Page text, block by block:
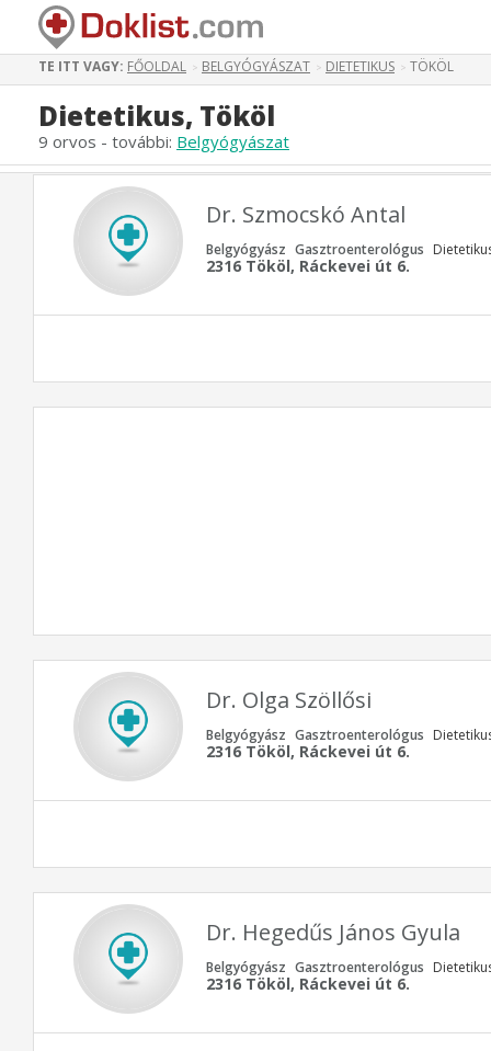
TE ITT VAGY: FŐOLDAL > BELGYÓGYÁSZAT > DIETETIKUS > TÖKÖL
Dietetikus, Tököl
9 orvos - további: Belgyógyászat
Dr. Szmocskó Antal
Belgyógyász Gasztroenterológus
2316 Tököl, Ráckevei út 6.
Dr. Olga Szöllősi
Belgyógyász Gasztroenterológus
2316 Tököl, Ráckevei út 6.
Dr. Hegedűs János Gyula
Belgyógyász Gasztroenterológus
2316 Tököl, Ráckevei út 6.